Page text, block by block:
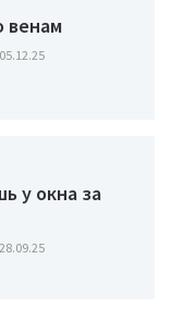
венам
у окна за